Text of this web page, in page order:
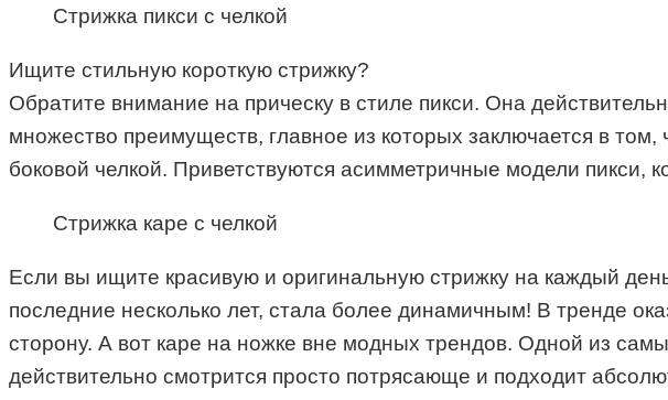
Стрижка пикси с челкой
Ищите стильную короткую стрижку?
Обратите внимание на прическу в стиле пикси. Она
множество преимуществ, главное из которых заключается в
боковой челкой. Приветствуются асимметричные модели пикси,
Стрижка каре с челкой
Если вы ищите красивую и оригинальную стрижку на каждый
последние несколько лет, стала более динамичным! В тренде
сторону. А вот каре на ножке вне модных трендов. Одной из
действительно смотрится просто потрясающе и подходит